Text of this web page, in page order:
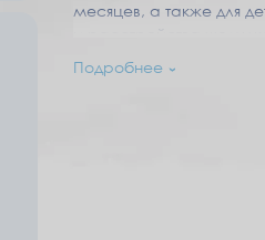
месяцев, а также для
Подробнее